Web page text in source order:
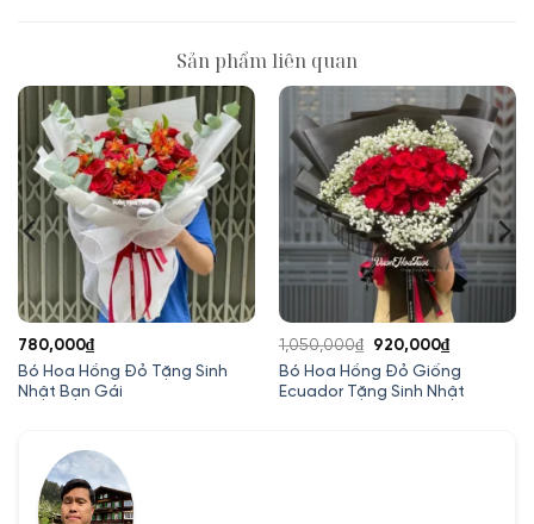
Sản phẩm liên quan
Bó Hoa Hồng Đỏ Tặng Sinh
Nhật Bạn Gái
780,000₫
Bó Hoa Hồng Đỏ Giống
Ecuador Tặng Sinh Nhật
1,050,000₫
Giá
gốc
là:
920,000₫Giá
hiện
tại